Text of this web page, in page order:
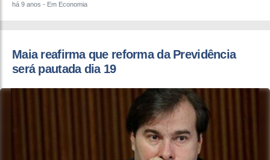
há 9 anos - Em Economia
​Maia reafirma que reforma da Previdência
será pautada dia 19